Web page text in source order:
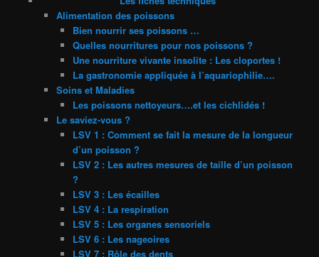
Alimentation des poissons
Bien nourrir ses poissons …
Quelles nourritures pour nos poissons ?
Une nourriture vivante insolite : Les cloportes !
La gastronomie appliquée à l’aquariophilie….
Soins et Maladies
Les poissons nettoyeurs….et les cichlidés !
Le saviez-vous ?
LSV 1 : Comment se fait la mesure de la longueur
d’un poisson ?
LSV 2 : Les autres mesures de taille d’un poisson
?
LSV 3 : Les écailles
LSV 4 : La respiration
LSV 5 : Les organes sensoriels
LSV 6 : Les nageoires
LSV 7 : Rôle des dents